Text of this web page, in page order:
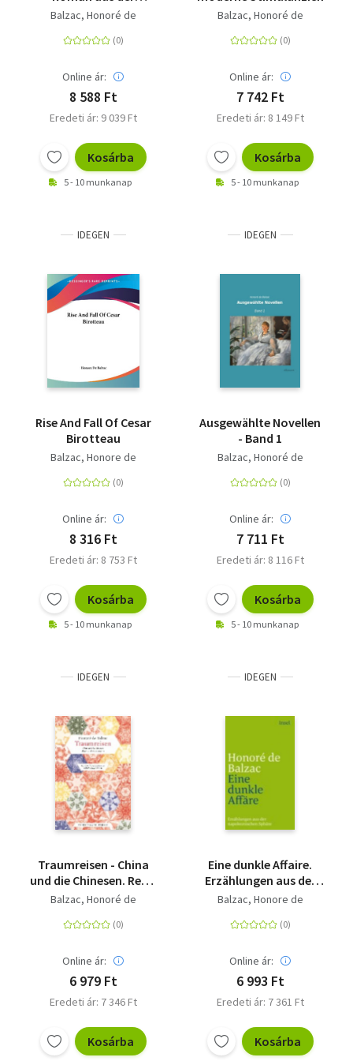
Provinz
Balzac, Honoré de
Online ár:
8 588 Ft
Eredeti ár: 9 039 Ft
Kosárba
5 - 10 munkanap
Balzac, Honoré de
Online ár:
7 742 Ft
Eredeti ár: 8 149 Ft
Kosárba
5 - 10 munkanap
IDEGEN
Rise And Fall Of Cesar
Birotteau
Balzac, Honore de
Online ár:
8 316 Ft
Eredeti ár: 8 753 Ft
Kosárba
5 - 10 munkanap
IDEGEN
Ausgewählte Novellen
- Band 1
Balzac, Honoré de
Online ár:
7 711 Ft
Eredeti ár: 8 116 Ft
Kosárba
5 - 10 munkanap
IDEGEN
Traumreisen - China
und die Chinesen. Reise
von Paris nach Java
Balzac, Honoré de
Online ár:
6 979 Ft
Eredeti ár: 7 346 Ft
Kosárba
IDEGEN
Eine dunkle Affaire.
Erzählungen aus der
napoleonischen
Komödie. Die großen
Erzählungen
Balzac, Honore de
Online ár:
6 993 Ft
Eredeti ár: 7 361 Ft
Kosárba